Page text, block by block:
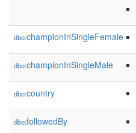
dbo:championInSingleFemale
dbo:championInSingleMale
dbo:country
dbo:followedBy